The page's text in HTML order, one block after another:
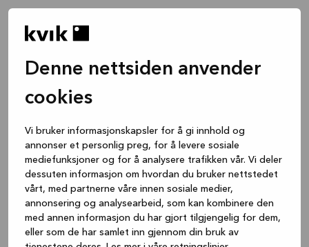
Denne nettsiden anvender
cookies
Vi bruker informasjonskapsler for å gi innhold og
annonser et personlig preg, for å levere sosiale
mediefunksjoner og for å analysere trafikken vår. Vi deler
dessuten informasjon om hvordan du bruker nettstedet
vårt, med partnerne våre innen sosiale medier,
annonsering og analysearbeid, som kan kombinere den
med annen informasjon du har gjort tilgjengelig for dem,
eller som de har samlet inn gjennom din bruk av